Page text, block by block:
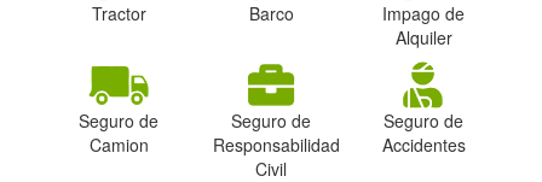
Tractor
Barco
Impago de
Alquiler
Seguro de
Camion
Seguro de
Responsabilidad
Civil
Seguro de
Accidentes